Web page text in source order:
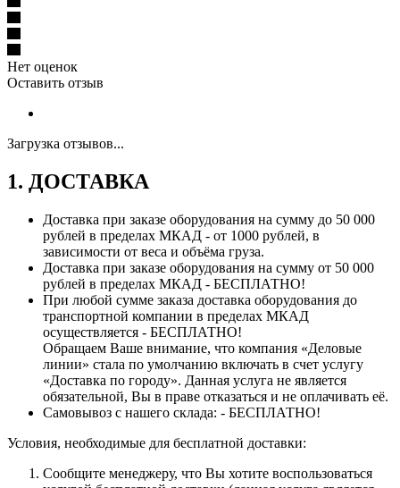
Нет оценок
Оставить отзыв
Загрузка отзывов...
1. ДОСТАВКА
Доставка при заказе оборудования на сумму до 50 000
рублей в пределах МКАД - от 1000 рублей, в
зависимости от веса и объёма груза.
Доставка при заказе оборудования на сумму от 50 000
рублей в пределах МКАД - БЕСПЛАТНО!
При любой сумме заказа доставка оборудования до
транспортной компании в пределах МКАД
осуществляется - БЕСПЛАТНО!
Обращаем Ваше внимание, что компания «Деловые
линии» стала по умолчанию включать в счет услугу
«Доставка по городу». Данная услуга не является
обязательной, Вы в праве отказаться и не оплачивать её.
Самовывоз с нашего склада: - БЕСПЛАТНО!
Условия, необходимые для бесплатной доставки:
Сообщите менеджеру, что Вы хотите воспользоваться